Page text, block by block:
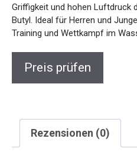
Griffigkeit und hohen Luftdruck
Butyl. Ideal für Herren und
Training und Wettkampf im
Preis prüfen
Rezensionen (0)